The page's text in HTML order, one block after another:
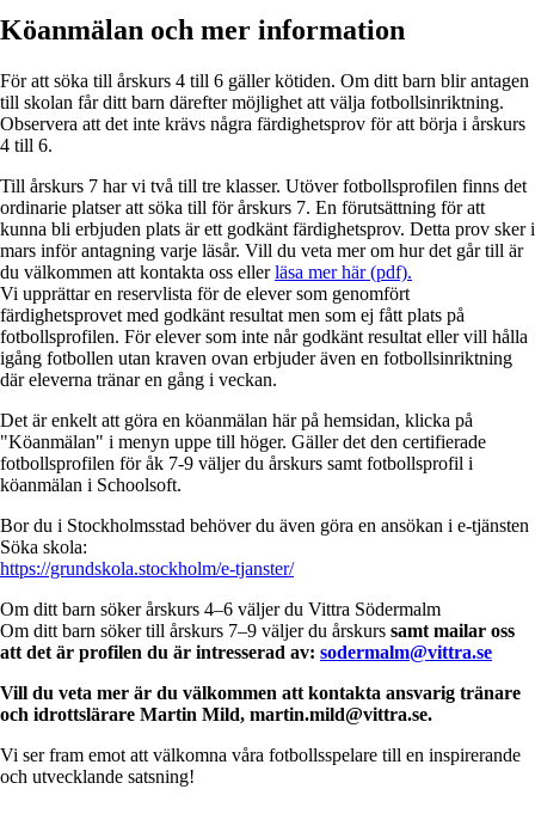
Köanmälan och mer information
För att söka till årskurs 4 till 6 gäller kötiden. Om ditt barn blir antagen
till skolan får ditt barn därefter möjlighet att välja fotbollsinriktning.
Observera att det inte krävs några färdighetsprov för att börja i årskurs
4 till 6.
Till årskurs 7 har vi två till tre klasser. Utöver fotbollsprofilen finns det
ordinarie platser att söka till för årskurs 7. En förutsättning för att
kunna bli erbjuden plats är ett godkänt färdighetsprov. Detta prov sker i
mars inför antagning varje läsår. Vill du veta mer om hur det går till är
du välkommen att kontakta oss ellerläsa mer här (pdf).
Vi upprättar en reservlista för de elever som genomfört
färdighetsprovet med godkänt resultat men som ej fått plats på
fotbollsprofilen. För elever som inte når godkänt resultat eller vill hålla
igång fotbollen utan kraven ovan erbjuder även en fotbollsinriktning
där eleverna tränar en gång i veckan.
Det är enkelt att göra en köanmälan här på hemsidan, klicka på
"Köanmälan" i menyn uppe till höger. Gäller det den certifierade
fotbollsprofilen för åk 7-9 väljer du årskurs samt fotbollsprofil i
köanmälan i Schoolsoft.
Bor du i Stockholmsstad behöver du även göra en ansökan i e-tjänsten
Söka skola:
https://grundskola.stockholm/e-tjanster/
Om ditt barn söker årskurs 4–6 väljer du Vittra Södermalm
Om ditt barn söker till årskurs 7–9 väljer du årskurs samt mailar oss
att det är profilen du är intresserad av: sodermalm@vittra.se
Vill du veta mer är du välkommen att kontakta ansvarig tränare
och idrottslärare Martin Mild, martin.mild@vittra.se.
Vi ser fram emot att välkomna våra fotbollsspelare till en inspirerande
och utvecklande satsning!